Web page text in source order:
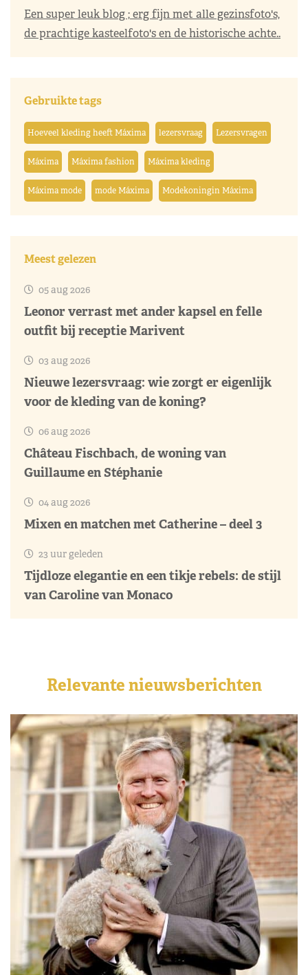
Een super leuk blog ; erg fijn met alle gezinsfoto's,
de prachtige kasteelfoto's en de historische achte..
Gebruikte tags
Hoeveel kleding heeft Máxima lezersvraag Lezersvragen
Máxima Máxima fashion Máxima kleding
Máxima mode mode Máxima Modekoningin Máxima
Meest gelezen
05 aug 2026
Leonor verrast met ander kapsel en felle
outfit bij receptie Marivent
03 aug 2026
Nieuwe lezersvraag: wie zorgt er eigenlijk
voor de kleding van de koning?
06 aug 2026
Château Fischbach, de woning van
Guillaume en Stéphanie
04 aug 2026
Mixen en matchen met Catherine – deel 3
23 uur geleden
Tijdloze elegantie en een tikje rebels: de stijl
van Caroline van Monaco
Relevante nieuwsberichten